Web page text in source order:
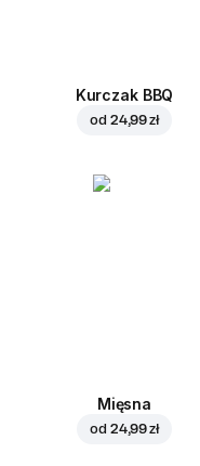
Kurczak BBQ
od 24,99 zł
Mięsna
od 24,99 zł